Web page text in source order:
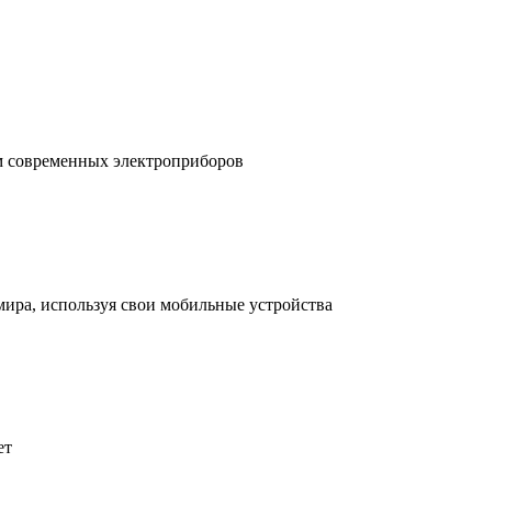
современных электроприборов
используя свои мобильные устройства